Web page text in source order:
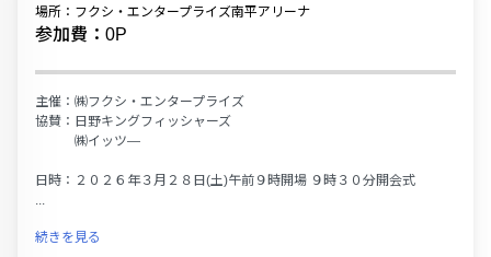
場所：フクシ・エンタープライズ南平アリーナ
参加費：0P
主催：㈱フクシ・エンタープライズ
協賛：日野キングフィッシャーズ
㈱イッツ―
日時：２０２６年３月２８日(土)午前９時開場 ９時３０分開会式
...
続きを見る